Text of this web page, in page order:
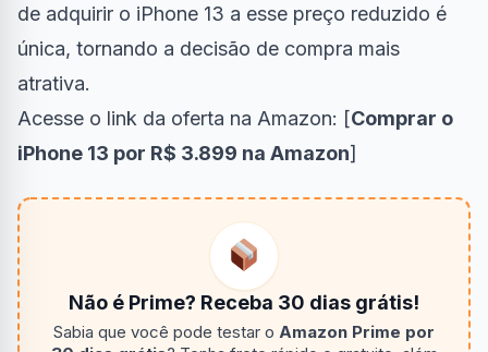
de adquirir o iPhone 13 a esse preço reduzido é
única, tornando a decisão de compra mais
atrativa.
Acesse o link da oferta na Amazon: [Comprar o
iPhone 13 por R$ 3.899 na Amazon]
Não é Prime? Receba 30 dias grátis!
Sabia que você pode testar o Amazon Prime por